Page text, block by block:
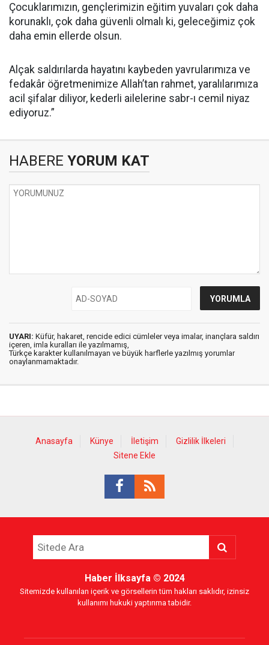
Çocuklarımızın, gençlerimizin eğitim yuvaları çok daha
korunaklı, çok daha güvenli olmalı ki, geleceğimiz çok
daha emin ellerde olsun.
Alçak saldırılarda hayatını kaybeden yavrularımıza ve
fedakâr öğretmenimize Allah’tan rahmet, yaralılarımıza
acil şifalar diliyor, kederli ailelerine sabr-ı cemil niyaz
ediyoruz.”
HABERE YORUM KAT
UYARI: Küfür, hakaret, rencide edici cümleler veya imalar, inançlara saldırı
içeren, imla kuralları ile yazılmamış,
Türkçe karakter kullanılmayan ve büyük harflerle yazılmış yorumlar
onaylanmamaktadır.
Anasayfa Künye İletişim
Gizlilik İlkeleri
Sitene Ekle
Haber İlksayfa© 2024
Sitemizde kullanılan içerik ve görsellerin tüm hakları saklıdır, izinsiz
kullanımı hukuki yaptırıma tabidir.